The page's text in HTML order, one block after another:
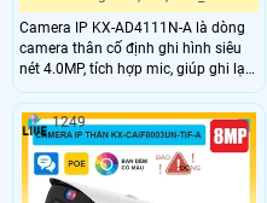
Camera IP KX-AD4111N-A là dòng
camera thân cố định ghi hình siêu
nét 4.0MP, tích hợp mic, giúp ghi lại
hình ảnh có âm thanh rõ ràng chân
thực. Camera KX-AD4111N-A còn
tích hợp chế độ chiếu sáng kép
thông minh với LED trắng và hồng
ngoại 30m, cùng khả năng phát
hiện con người giúp bảo vệ an ninh
1249